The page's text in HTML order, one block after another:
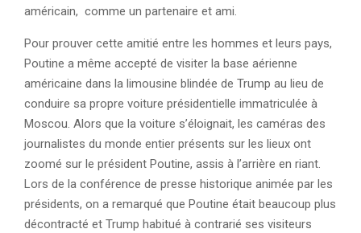
américain, comme un partenaire et ami.
Pour prouver cette amitié entre les hommes et leurs pays,
Poutine a même accepté de visiter la base aérienne
américaine dans la limousine blindée de Trump au lieu de
conduire sa propre voiture présidentielle immatriculée à
Moscou. Alors que la voiture s’éloignait, les caméras des
journalistes du monde entier présents sur les lieux ont
zoomé sur le président Poutine, assis à l’arrière en riant.
Lors de la conférence de presse historique animée par les
présidents, on a remarqué que Poutine était beaucoup plus
décontracté et Trump habitué à contrarié ses visiteurs